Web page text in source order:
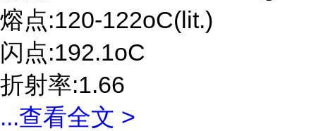
熔点:120-122oC(lit.)
闪点:192.1oC
折射率:1.66
...查看全文 >